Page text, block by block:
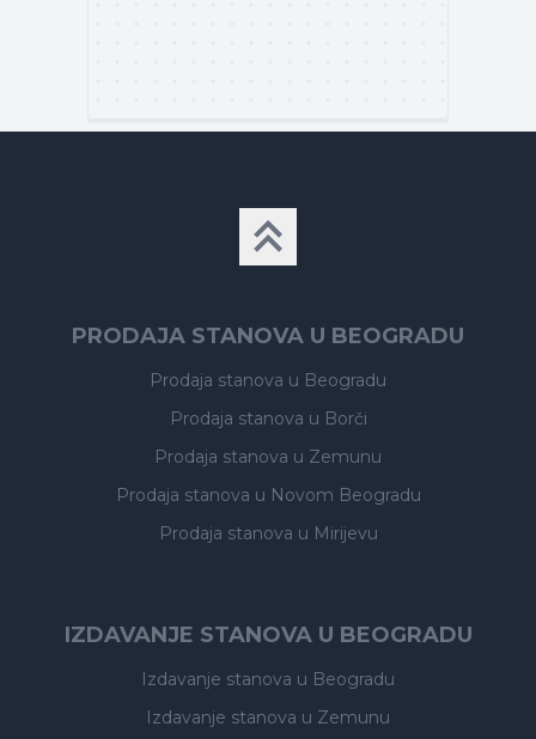
PRODAJA STANOVA U BEOGRADU
Prodaja stanova u Beogradu
Prodaja stanova u Borči
Prodaja stanova u Zemunu
Prodaja stanova u Novom Beogradu
Prodaja stanova u Mirijevu
IZDAVANJE STANOVA U BEOGRADU
Izdavanje stanova u Beogradu
Izdavanje stanova u Zemunu